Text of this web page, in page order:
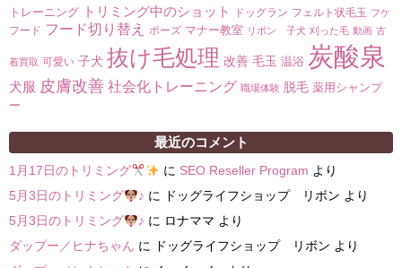
トレーニング
トリミング中のショット ドッグラン フェルト状毛玉 フケ
フード フード切り替え ポーズ マナー教室 リボン 子犬 刈った毛 動画 古
着買取 可愛い 子犬 抜け毛処理 改善 毛玉 温浴 炭酸泉
犬服 皮膚改善 社会化トレーニング 職場体験 脱毛 薬用シャンプ
ー
最近のコメント
1月17日のトリミング に SEO Reseller Program より
5月3日のトリミング
♪ に ドッグライフショップ リボン より
5月3日のトリミング
♪ に ロナママ より
ダップー／ヒナちゃん に ドッグライフショップ リボン より